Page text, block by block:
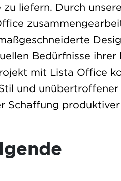
liefern. Durch
Bedürfnisse ihrer
mit Lista Office
und
Schaffung